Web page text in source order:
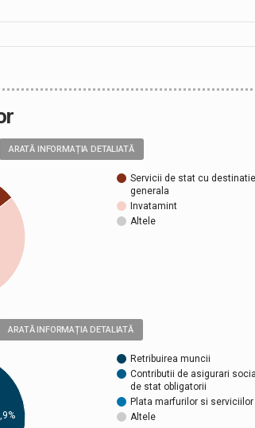
ARATĂ INFORMAȚIA DETALIATĂ
Servicii de stat cu destinatie
generala
Invatamint
Altele
ARATĂ INFORMAȚIA DETALIATĂ
Retribuirea muncii
Contributii de asigurari
de stat obligatorii
Plata marfurilor si serviciilor
Altele